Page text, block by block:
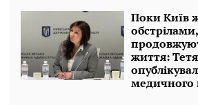
Поки Київ
життя:
медичного